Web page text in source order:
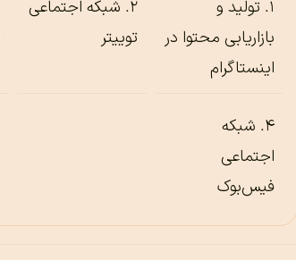
تولید و
بازاریابی محتوا در
اینستاگرام
شبکه اجتماعی
توییتر
شبکه
اجتماعی
فیس‌بوک